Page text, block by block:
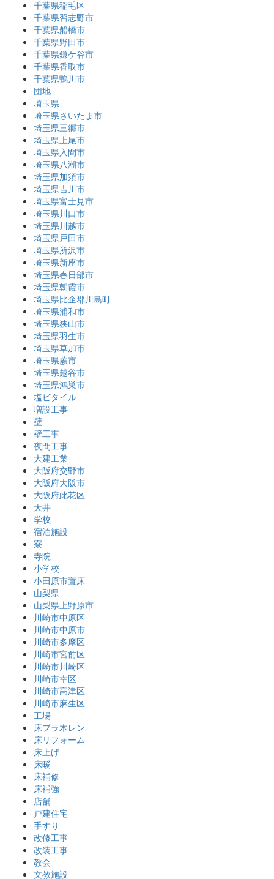
千葉県稲毛区
千葉県習志野市
千葉県船橋市
千葉県野田市
千葉県鎌ケ谷市
千葉県香取市
千葉県鴨川市
団地
埼玉県
埼玉県さいたま市
埼玉県三郷市
埼玉県上尾市
埼玉県入間市
埼玉県八潮市
埼玉県加須市
埼玉県吉川市
埼玉県富士見市
埼玉県川口市
埼玉県川越市
埼玉県戸田市
埼玉県所沢市
埼玉県新座市
埼玉県春日部市
埼玉県朝霞市
埼玉県比企郡川島町
埼玉県浦和市
埼玉県狭山市
埼玉県羽生市
埼玉県草加市
埼玉県蕨市
埼玉県越谷市
埼玉県鴻巣市
塩ビタイル
増設工事
壁
壁工事
夜間工事
大建工業
大阪府交野市
大阪府大阪市
大阪府此花区
天井
学校
宿泊施設
寮
寺院
小学校
小田原市置床
山梨県
山梨県上野原市
川崎市中原区
川崎市中原市
川崎市多摩区
川崎市宮前区
川崎市川崎区
川崎市幸区
川崎市高津区
川崎市麻生区
工場
床プラ木レン
床リフォーム
床上げ
床暖
床補修
床補強
店舗
戸建住宅
手すり
改修工事
改装工事
教会
文教施設